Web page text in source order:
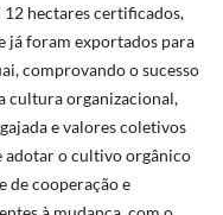
hectares certificados,
já foram exportados para
comprovando o sucesso
cultura organizacional,
e valores coletivos
adotar o cultivo orgânico
de cooperação e